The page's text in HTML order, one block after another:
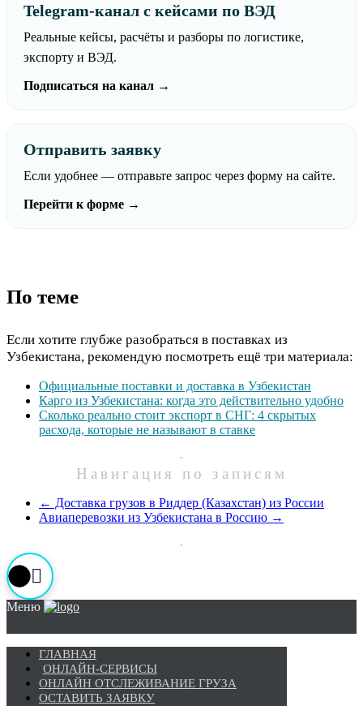
Telegram-канал с кейсами по ВЭД
Реальные кейсы, расчёты и разборы по логистике,
экспорту и ВЭД.
Подписаться на канал →
Отправить заявку
Если удобнее — отправьте запрос через форму на сайте.
Перейти к форме →
По теме
Если хотите глубже разобраться в поставках из
Узбекистана, рекомендую посмотреть ещё три материала:
Официальные поставки и доставка в Узбекистан
Карго из Узбекистана: когда это действительно удобно
Сколько реально стоит экспорт в СНГ: 4 скрытых
расхода, которые не называют в ставке
Навигация по записям
← Доставка грузов в Риддер (Казахстан) из России
Авиаперевозки из Узбекистана в Россию →
Меню
ГЛАВНАЯ
ОНЛАЙН-СЕРВИСЫ
ОНЛАЙН ОТСЛЕЖИВАНИЕ ГРУЗА
ОСТАВИТЬ ЗАЯВКУ